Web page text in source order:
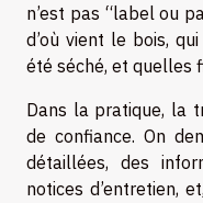
n’est pas “label ou
d’où vient le bois,
été séché, et quelles
Dans la pratique, la
de confiance. On
détaillées, des
notices d’entretien,